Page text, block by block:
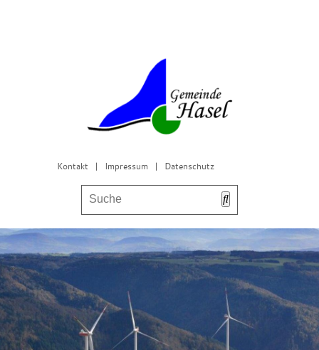
Kontakt | Impressum | Datenschutz
Bürgerservice & Gemeinderat
Leben in Hasel
Freizeit & Tourismus